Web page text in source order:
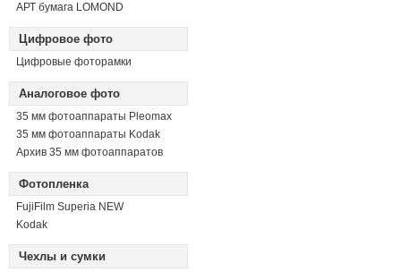
АРТ бумага LOMOND
Цифровое фото
Цифровые фоторамки
Аналоговое фото
35 мм фотоаппараты Pleomax
35 мм фотоаппараты Kodak
Архив 35 мм фотоаппаратов
Фотопленка
FujiFilm Superia NEW
Kodak
Чехлы и сумки